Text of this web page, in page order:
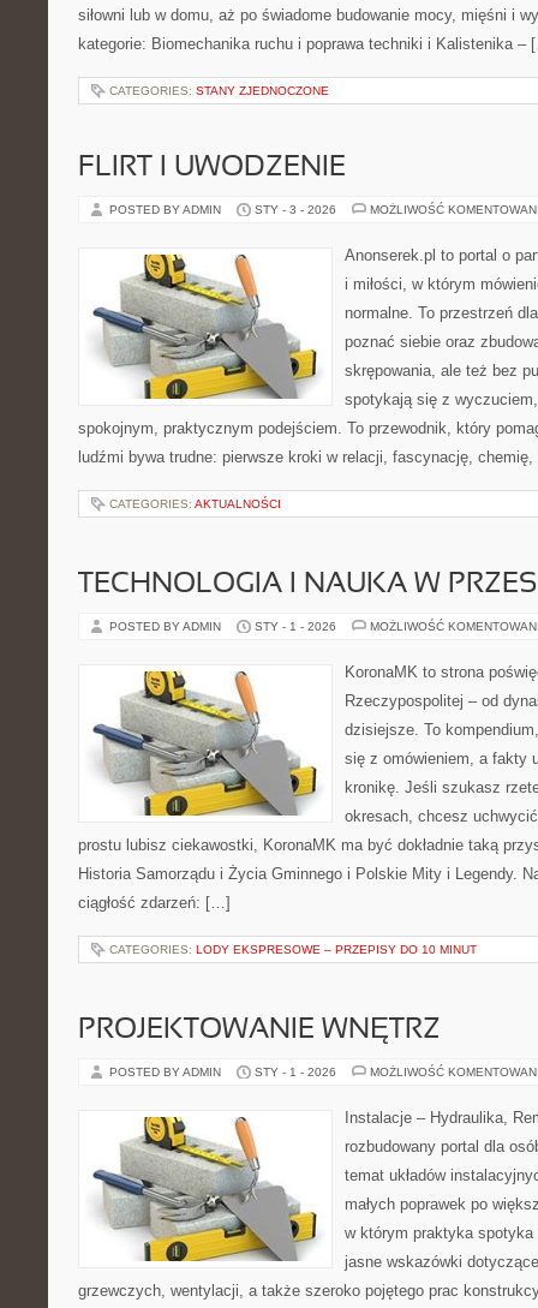
siłowni lub w domu, aż po świadome budowanie mocy, mięśni i
kategorie: Biomechanika ruchu i poprawa techniki i Kalistenika –
CATEGORIES: STANY ZJEDNOCZONE
FLIRT I UWODZENIE
POSTED BY ADMIN STY - 3 - 2026 MOŻLIWOŚĆ
Anonserek.pl to portal o
i miłości, w którym
normalne. To przestrzeń
poznać siebie oraz
skrępowania, ale też bez
spotykają się z
spokojnym, praktycznym podejściem. To przewodnik, który
ludźmi bywa trudne: pierwsze kroki w relacji, fascynację,
CATEGORIES: AKTUALNOŚCI
TECHNOLOGIA I NAUKA W
POSTED BY ADMIN STY - 1 - 2026 MOŻLIWOŚĆ
KoronaMK to strona
Rzeczypospolitej – od
dzisiejsze. To
się z omówieniem, a fakty
kronikę. Jeśli szukasz
okresach, chcesz
prostu lubisz ciekawostki, KoronaMK ma być dokładnie taką
Historia Samorządu i Życia Gminnego i Polskie Mity i Legendy.
ciągłość zdarzeń: […]
CATEGORIES: LODY EKSPRESOWE – PRZEPISY DO 10 MINUT
PROJEKTOWANIE WNĘTRZ
POSTED BY ADMIN STY - 1 - 2026 MOŻLIWOŚĆ
Instalacje – Hydraulika,
rozbudowany portal dla
temat układów
małych poprawek po
w którym praktyka
jasne wskazówki
grzewczych, wentylacji, a także szeroko pojętego prac